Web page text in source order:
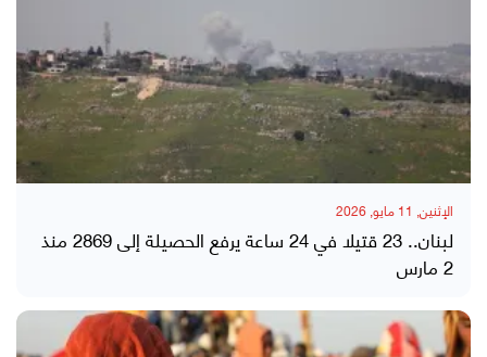
الإثنين, 11 مايو, 2026
لبنان.. 23 قتيلا في 24 ساعة يرفع الحصيلة إلى 2869 منذ
2 مارس